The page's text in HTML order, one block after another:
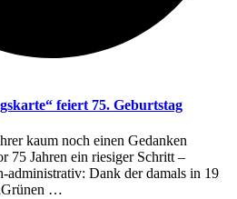
feiert 75. Geburtstag
kaum noch einen Gedanken
75 Jahren ein riesiger Schritt –
administrativ: Dank der damals in 19
…